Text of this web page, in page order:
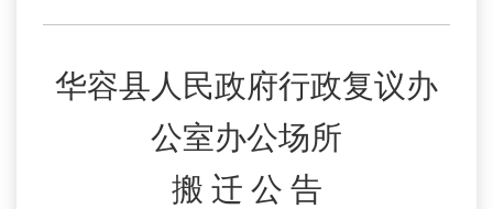
华容县 人民政府行政复议办
公室办公场所
搬 迁 公 告